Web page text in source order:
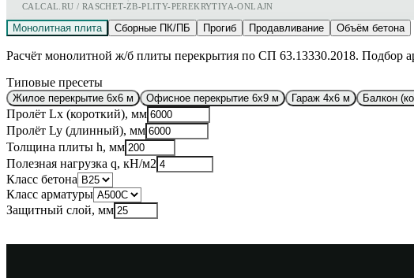
CALCAL.RU / RASCHET-ZB-PLITY-PEREKRYTIYA-ONLAJN
Монолитная плита Сборные ПК/ПБ Прогиб Продавливание Объём бетона
Расчёт монолитной ж/б плиты перекрытия по СП 63.13330.2018. Подбор
Типовые пресеты
Жилое перекрытие 6x6 м Офисное перекрытие 6x9 м Гараж 4x6 м Балкон
Пролёт Lx (короткий), мм
Пролёт Ly (длинный), мм
Толщина плиты h, мм
Полезная нагрузка q, кН/м2
Класс бетона
Класс арматуры
Защитный слой, мм